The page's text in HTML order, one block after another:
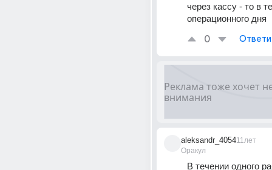
через кассу - то в
операционного дня
0
aleksandr_4054
Оракул
11лет
В течении одного